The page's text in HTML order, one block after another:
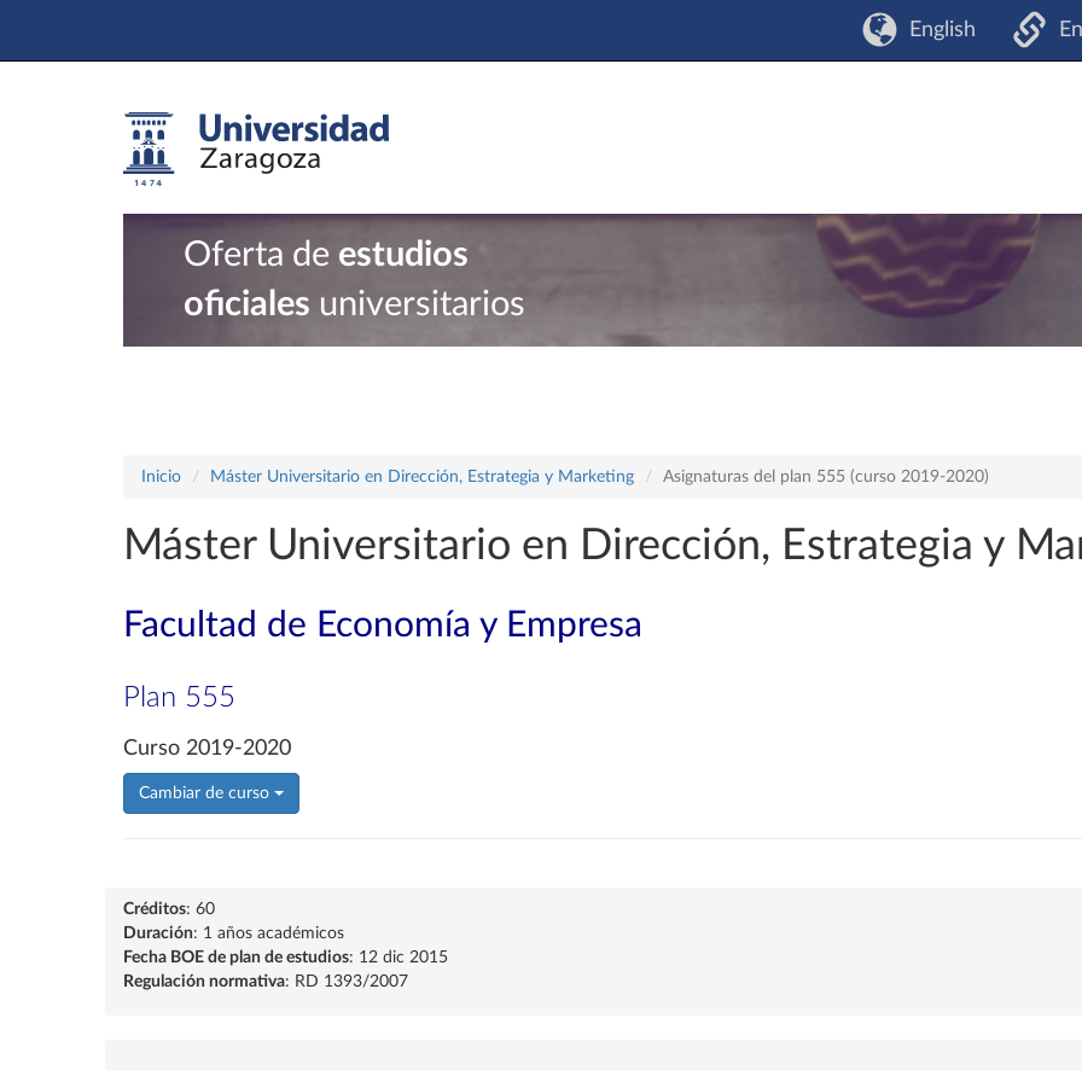
English
Oferta de estudios
oficiales universitarios
Inicio Máster Universitario en Dirección, Estrategia y Marketing Asignaturas del plan 555 (curso 2019-2020)
Máster Universitario en Dirección, Estrategia y
Facultad de Economía y Empresa
Plan 555
Curso 2019-2020
Cambiar de curso
Créditos: 60
Duración: 1 años académicos
Fecha BOE de plan de estudios: 12 dic 2015
Regulación normativa: RD 1393/2007